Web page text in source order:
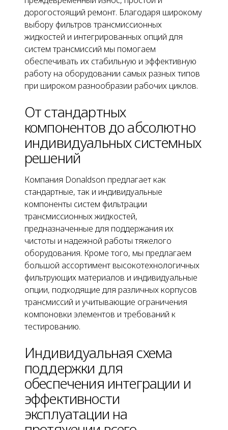
дорогостоящий ремонт. Благодаря широкому
выбору фильтров трансмиссионных
жидкостей и интегрированных опций для
систем трансмиссий мы помогаем
обеспечивать их стабильную и эффективную
работу на оборудовании самых разных типов
при широком разнообразии рабочих циклов.
От стандартных
компонентов до абсолютно
индивидуальных системных
решений
Компания Donaldson предлагает как
стандартные, так и индивидуальные
компоненты систем фильтрации
трансмиссионных жидкостей,
предназначенные для поддержания их
чистоты и надежной работы тяжелого
оборудования. Кроме того, мы предлагаем
большой ассортимент высокотехнологичных
фильтрующих материалов и индивидуальные
опции, подходящие для различных корпусов
трансмиссий и учитывающие ограничения
компоновки элементов и требований к
тестированию.
Индивидуальная схема
поддержки для
обеспечения интеграции и
эффективности
эксплуатации на